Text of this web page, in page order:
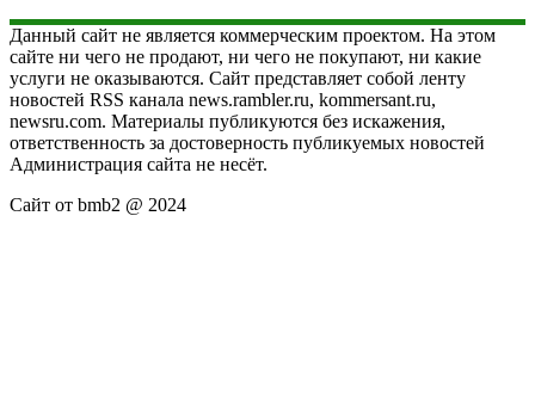
Данный сайт не является коммерческим проектом. На этом
сайте ни чего не продают, ни чего не покупают, ни какие
услуги не оказываются. Сайт представляет собой ленту
новостей RSS канала news.rambler.ru, kommersant.ru,
newsru.com. Материалы публикуются без искажения,
ответственность за достоверность публикуемых новостей
Администрация сайта не несёт.
Сайт от bmb2 @ 2024